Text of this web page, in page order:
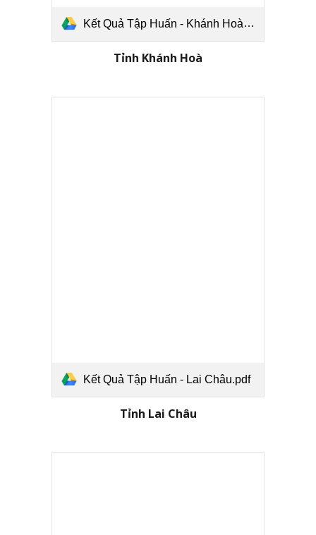
Kết Quả Tập Huấn - Khánh Hoà.pdf
Tỉnh Khánh Hoà
Kết Quả Tập Huấn - Lai Châu.pdf
Tỉnh Lai Châu